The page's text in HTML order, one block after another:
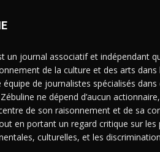
un journal associatif et indépendant
de la culture et des arts dans
équipe de journalistes spécialisés dans
ne dépend d’aucun
de son raisonnement et de sa
en portant un regard critique sur les
culturelles, et les